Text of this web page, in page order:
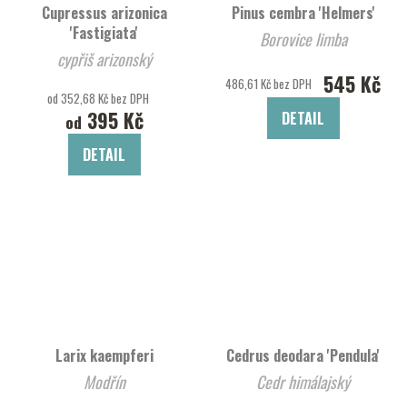
Cupressus arizonica
'Fastigiata'
cypřiš arizonský
od 352,68 Kč bez DPH
od 395 Kč
DETAIL
Pinus cembra 'Helmers'
Borovice limba
486,61 Kč bez DPH 545 Kč
DETAIL
Larix kaempferi
Modřín
Cedrus deodara 'Pendula'
Cedr himálajský